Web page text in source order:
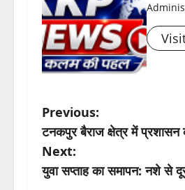
P
o
s
Previous:
टनकपुर बैराज क्षेत्र में
Next:
युवा सप्ताह का समापन: नशे से